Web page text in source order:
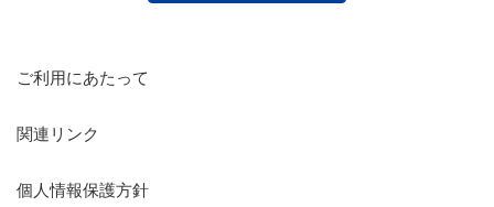
ご利用にあたって
関連リンク
個人情報保護方針